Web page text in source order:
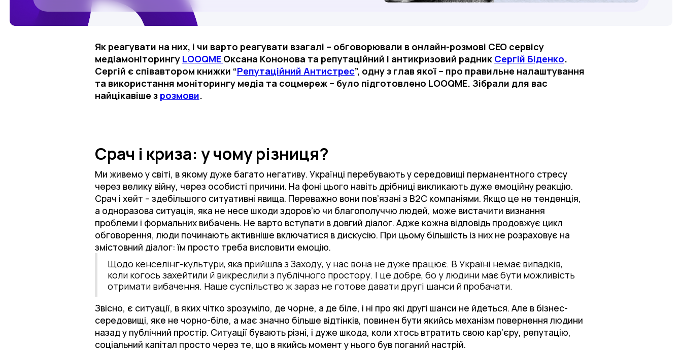
Як реагувати на них, і чи варто реагувати взагалі – обговорювали в онлайн-розмові СЕО сервісу
медіамоніторингу LOOQME Оксана Кононова та репутаційний і антикризовий радник Сергій Біденко.
Сергій є співавтором книжки “Репутаційний Антистрес”, одну з глав якої – про правильне налаштування
та використання моніторингу медіа та соцмереж – було підготовлено LOOQME. Зібрали для вас
найцікавіше з розмови.
Срач і криза: у чому різниця?
Ми живемо у світі, в якому дуже багато негативу. Українці перебувають у середовищі перманентного стресу
через велику війну, через особисті причини. На фоні цього навіть дрібниці викликають дуже емоційну реакцію.
Срач і хейт – здебільшого ситуативні явища. Переважно вони пов’язані з В2С компаніями. Якщо це не тенденція,
а одноразова ситуація, яка не несе шкоди здоров’ю чи благополуччю людей, може вистачити визнання
проблеми і формальних вибачень. Не варто вступати в довгий діалог. Адже кожна відповідь продовжує цикл
обговорення, люди починають активніше включатися в дискусію. При цьому більшість із них не розраховує на
змістовний діалог: їм просто треба висловити емоцію.
Щодо кенселінг-культури, яка прийшла з Заходу, у нас вона не дуже працює. В Україні немає випадків,
коли когось захейтили й викреслили з публічного простору. І це добре, бо у людини має бути можливість
отримати вибачення. Наше суспільство ж зараз не готове давати другі шанси й пробачати.
Звісно, є ситуації, в яких чітко зрозуміло, де чорне, а де біле, і ні про які другі шанси не йдеться. Але в бізнес-
середовищі, яке не чорно-біле, а має значно більше відтінків, повинен бути якийсь механізм повернення людини
назад у публічний простір. Ситуації бувають різні, і дуже шкода, коли хтось втратить свою кар’єру, репутацію,
соціальний капітал просто через те, що в якийсь момент у нього був поганий настрій.